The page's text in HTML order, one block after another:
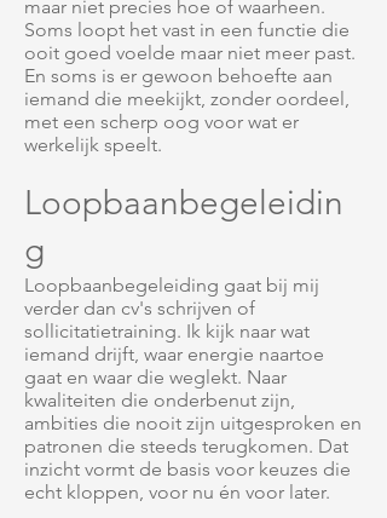
maar niet precies hoe of waarheen.
Soms loopt het vast in een functie die
ooit goed voelde maar niet meer past.
En soms is er gewoon behoefte aan
iemand die meekijkt, zonder oordeel,
met een scherp oog voor wat er
werkelijk speelt.
Loopbaanbegeleidin
g
Loopbaanbegeleiding gaat bij mij
verder dan cv's schrijven of
sollicitatietraining. Ik kijk naar wat
iemand drijft, waar energie naartoe
gaat en waar die weglekt. Naar
kwaliteiten die onderbenut zijn,
ambities die nooit zijn uitgesproken en
patronen die steeds terugkomen. Dat
inzicht vormt de basis voor keuzes die
echt kloppen, voor nu én voor later.